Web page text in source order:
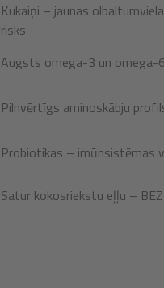
Kukaiņi – jaunas
risks
Augsts omega-3 un omega-
Pilnvērtīgs aminoskābju
Probiotikas – imūnsistēmas
Satur kokosriekstu eļļu –